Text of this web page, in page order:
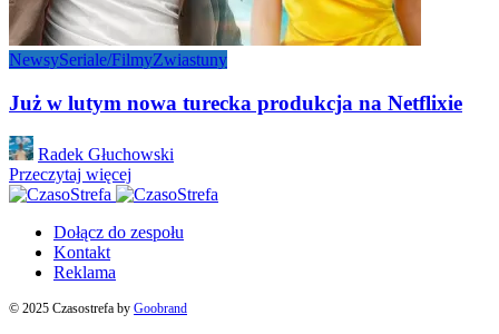
NewsySeriale/FilmyZwiastuny
Już w lutym nowa turecka produkcja na Netflixie
Posted
by
Radek Głuchowski
Przeczytaj więcej
Dołącz do zespołu
Kontakt
Reklama
© 2025 Czasostrefa by Goobrand